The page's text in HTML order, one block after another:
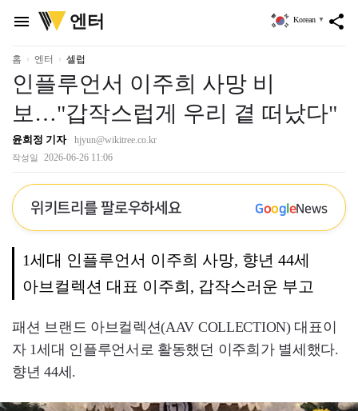
menu
위
키
리
엔터 share
Korean ▼
홈 엔터 셀럽
인플루언서 이주희 사망 비
보…"갑작스럽게 우리 곁 떠났다"
윤희정 기자 hjyun@wikitree.co.kr
작성일 2026-06-26 11:06
위키트리를 팔로우하세요 GoogleNews
1세대 인플루언서 이주희 사망, 향년 44세
아브컬렉션 대표 이주희, 갑작스러운 부고
패션 브랜드 아브컬렉션(AAV COLLECTION) 대표이
자 1세대 인플루언서로 활동했던 이주희가 별세했다.
향년 44세.